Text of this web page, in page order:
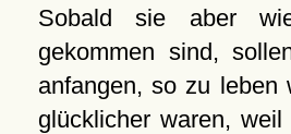
Sobald sie aber
gekommen sind,
anfangen, so zu leben
glücklicher waren,